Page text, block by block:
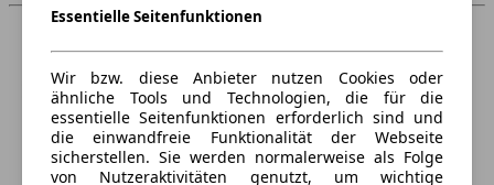
Essentielle Seitenfunktionen
Wir bzw. diese Anbieter nutzen Cookies oder
ähnliche Tools und Technologien, die für die
essentielle Seitenfunktionen erforderlich sind und
die einwandfreie Funktionalität der Webseite
sicherstellen. Sie werden normalerweise als Folge
von Nutzeraktivitäten genutzt, um wichtige